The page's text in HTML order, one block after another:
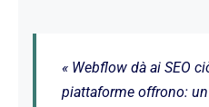
« Webflow dà ai SEO
piattaforme offrono: